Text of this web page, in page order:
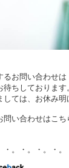
るお問い合わせは
ちしております
しては、お休み明
問い合わせはこち
・。・。・。・。